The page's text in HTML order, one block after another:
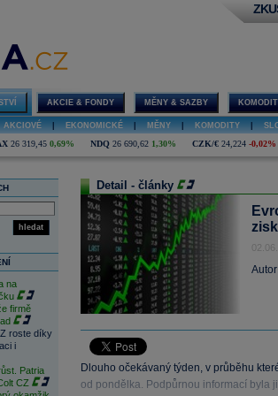
AKCIE & FONDY MĚNY & SAZBY
AKCIOVÉ EKONOMICKÉ MĚNY KOMODITY
26 319,45 0,69% NDQ 26 690,62 1,30% CZK/€ 24,224 -0,02%
hledat
na
firmě
roste díky
i
Patria
CZ
Detail - články
Dlouho očekávaný týden, v průběhu
od pondělka. Podpůrnou informací byla